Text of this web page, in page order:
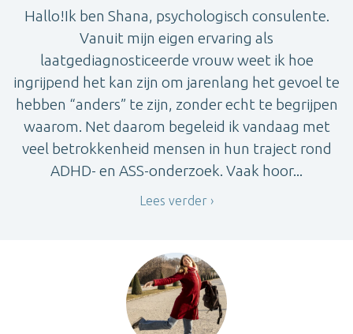
Hallo!Ik ben Shana, psychologisch consulente.
Vanuit mijn eigen ervaring als
laatgediagnosticeerde vrouw weet ik hoe
ingrijpend het kan zijn om jarenlang het gevoel te
hebben “anders” te zijn, zonder echt te begrijpen
waarom. Net daarom begeleid ik vandaag met
veel betrokkenheid mensen in hun traject rond
ADHD- en ASS-onderzoek. Vaak hoor...
Lees verder